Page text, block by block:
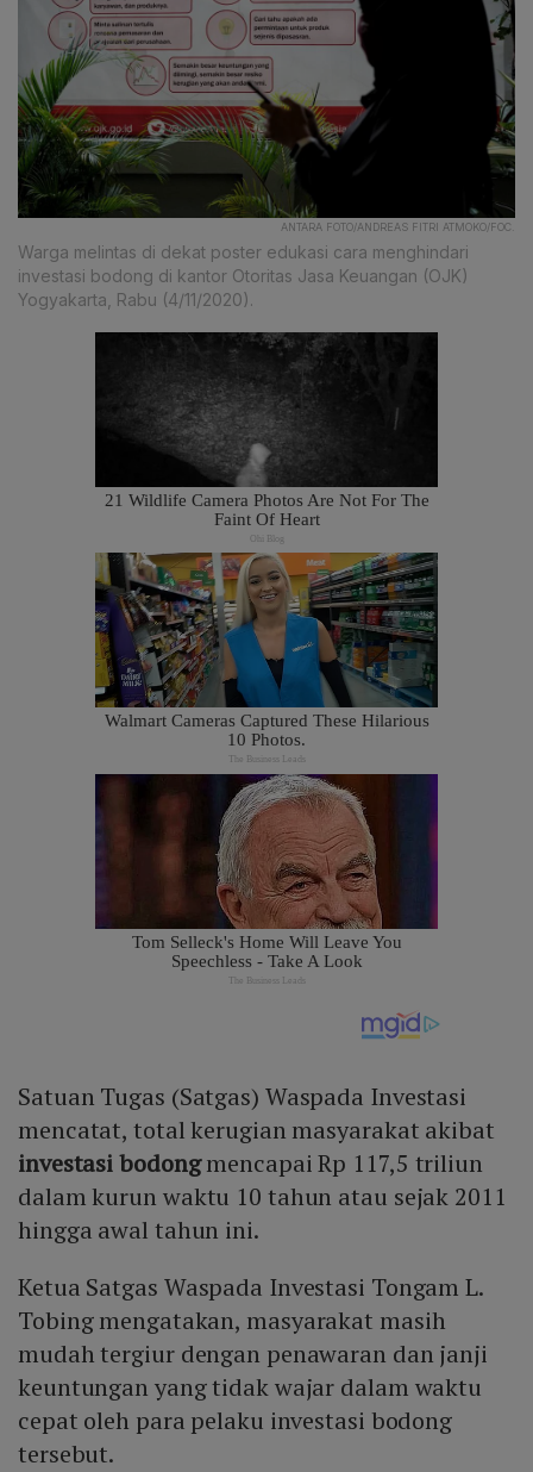
ANTARA FOTO/ANDREAS FITRI ATMOKO/FOC.
Warga melintas di dekat poster edukasi cara menghindari
investasi bodong di kantor Otoritas Jasa Keuangan (OJK)
Yogyakarta, Rabu (4/11/2020).
Satuan Tugas (Satgas) Waspada Investasi
mencatat, total kerugian masyarakat akibat
investasi bodongmencapai Rp 117,5 triliun
dalam kurun waktu 10 tahun atau sejak 2011
hingga awal tahun ini.
Ketua Satgas Waspada Investasi Tongam L.
Tobing mengatakan, masyarakat masih
mudah tergiur dengan penawaran dan janji
keuntungan yang tidak wajar dalam waktu
cepat oleh para pelaku investasi bodong
tersebut.